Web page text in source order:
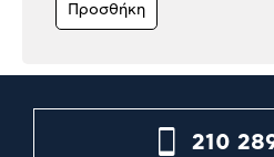
Προσθήκη
210